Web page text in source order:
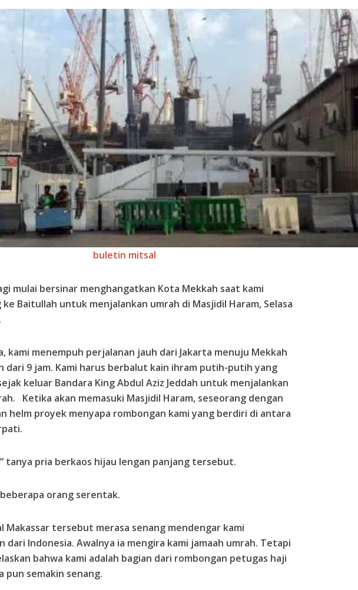
buletin mitsal
mulai bersinar menghangatkan Kota Mekkah saat kami
Baitullah untuk menjalankan umrah di Masjidil Haram, Selasa
kami menempuh perjalanan jauh dari Jakarta menuju Mekkah
dari 9 jam. Kami harus berbalut kain ihram putih-putih yang
keluar Bandara King Abdul Aziz Jeddah untuk menjalankan
Ketika akan memasuki Masjidil Haram, seseorang dengan
helm proyek menyapa rombongan kami yang berdiri di antara
tanya pria berkaos hijau lengan panjang tersebut.
beberapa orang serentak.
Makassar tersebut merasa senang mendengar kami
dari Indonesia. Awalnya ia mengira kami jamaah umrah. Tetapi
bahwa kami adalah bagian dari rombongan petugas haji
pun semakin senang.